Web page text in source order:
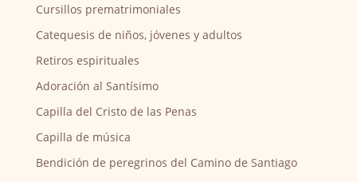
Cursillos prematrimoniales
Catequesis de niños, jóvenes y adultos
Retiros espirituales
Adoración al Santísimo
Capilla del Cristo de las Penas
Capilla de música
Bendición de peregrinos del Camino de Santiago